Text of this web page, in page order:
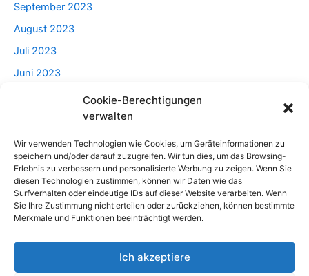
Cookie-Berechtigungen
verwalten
Wir verwenden Technologien wie Cookies, um Geräteinformationen zu
speichern und/oder darauf zuzugreifen. Wir tun dies, um das Browsing-
Erlebnis zu verbessern und personalisierte Werbung zu zeigen. Wenn Sie
diesen Technologien zustimmen, können wir Daten wie das
Surfverhalten oder eindeutige IDs auf dieser Website verarbeiten. Wenn
Sie Ihre Zustimmung nicht erteilen oder zurückziehen, können bestimmte
Merkmale und Funktionen beeinträchtigt werden.
Ich akzeptiere
September 2023
August 2023
Juli 2023
Juni 2023
Categories
Beratung
Lebensstil
Männlich